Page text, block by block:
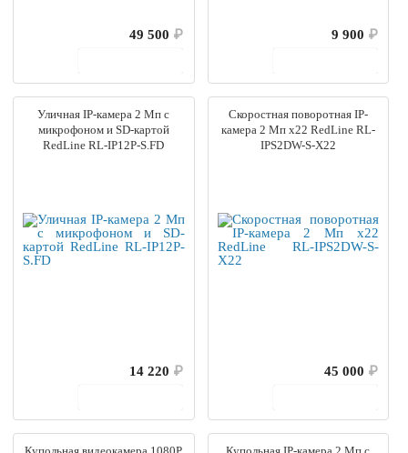
49 500 ₽
9 900 ₽
Уличная IP-камера 2 Мп с
микрофоном и SD-картой
RedLine RL-IP12P-S.FD
14 220 ₽
Скоростная поворотная IP-
камера 2 Мп х22 RedLine RL-
IPS2DW-S-X22
45 000 ₽